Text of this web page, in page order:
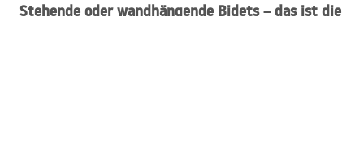
Stehende oder wandhängende Bidets – das ist die